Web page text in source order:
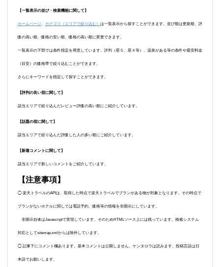
【一覧表示の並び・検索機能に関して】
ホームページ 、 カテゴリ（エリアで絞り込む） は一覧表示から探すことができます。並び順は更新順、評
価の高い順、価格の安い順、価格の高い順に変更できます。
一覧表示の下部では条件指定を用意しています。評判（星５、星４等）、温泉がある等の条件や最安料金
（目安）の価格帯で絞り込むことができます。
さらにキーワードを指定して探すことができます。
【評判の良い宿に関して】
該当エリアで絞り込んだレビュー評価の高い順にご紹介しています。
【話題の宿に関して】
該当エリアで絞り込んだ評価した人の多い順にご紹介しています。
【新着コメントに関して】
該当エリアで新しいコメントをご紹介しています。
【注意事項】
◯ 楽天トラベルのAPIは、取得した時点で楽天トラベルでプランがある物が対象となります。その時点で
プランがないホテルに関しては電話予約、価格等の情報を非開示にしています。
非開示自体はJavascriptで実現しています。そのためHTMLソース上には残っています。検索システム
対応としてsitemap.xmlからは除外しています。
◯ 記事下にコメント欄あります。基本コメントは公開しません。ケンタロウは読みます。投稿言語は日
本語でお願いします。